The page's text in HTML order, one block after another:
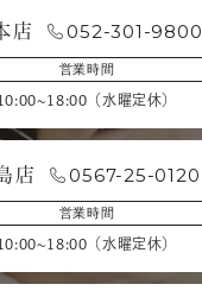
店 052-301-9800
営業時間
（水曜定休）
店 0567-25-0120
営業時間
（水曜定休）